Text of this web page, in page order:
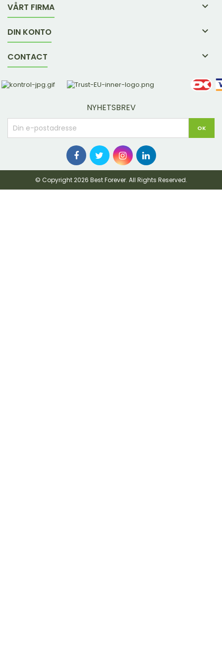
VÅRT FIRMA 
DIN KONTO 
CONTACT 
NYHETSBREV
© Copyright 2026 Best Forever. All Rights Reserved.